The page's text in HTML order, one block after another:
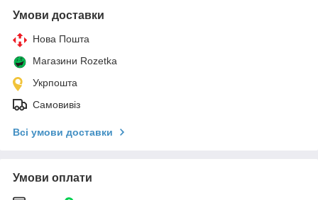
Умови доставки
Нова Пошта
Магазини Rozetka
Укрпошта
Самовивіз
Всі умови доставки
Умови оплати